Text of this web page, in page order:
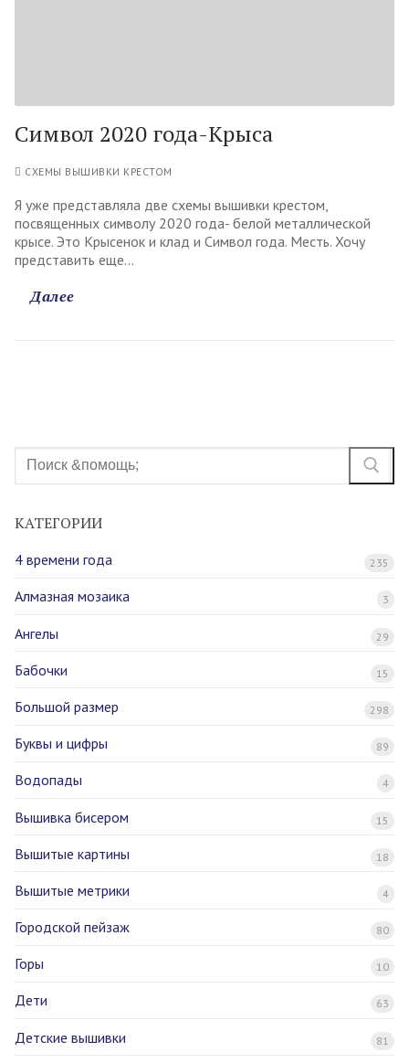
Символ 2020 года-Крыса
СХЕМЫ ВЫШИВКИ КРЕСТОМ
Я уже представляла две схемы вышивки крестом,
посвященных символу 2020 года- белой металлической
крысе. Это Крысенок и клад и Символ года. Месть. Хочу
представить еще…
Далее
Найти:
КАТЕГОРИИ
4 времени года 235
Алмазная мозаика 3
Ангелы 29
Бабочки 15
Большой размер 298
Буквы и цифры 89
Водопады 4
Вышивка бисером 15
Вышитые картины 18
Вышитые метрики 4
Городской пейзаж 80
Горы 10
Дети 63
Детские вышивки 81